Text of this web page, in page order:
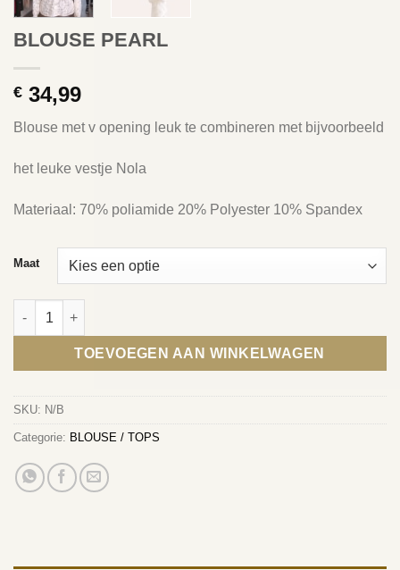
BLOUSE PEARL
€ 34,99
Blouse met v opening leuk te combineren met bijvoorbeeld
het leuke vestje Nola
Materiaal: 70% poliamide 20% Polyester 10% Spandex
Maat
BLOUSE PEARL aantal
TOEVOEGEN AAN WINKELWAGEN
SKU: N/B
Categorie: BLOUSE / TOPS